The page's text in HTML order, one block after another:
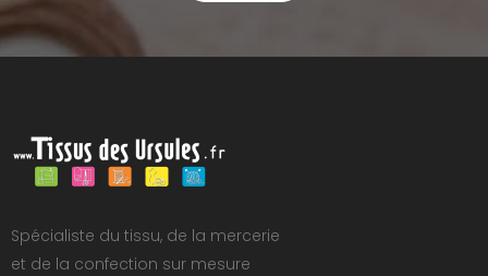
Spécialiste du tissu, de la mercerie
et de la confection sur mesure